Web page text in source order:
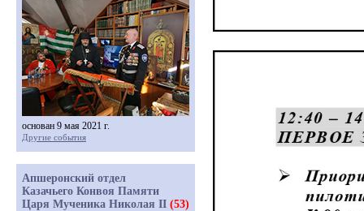
основан 9 мая 2021 г.
Другие события
Апшеронский отдел
Казачьего Конвоя Памяти
Царя Мученика Николая II (53)